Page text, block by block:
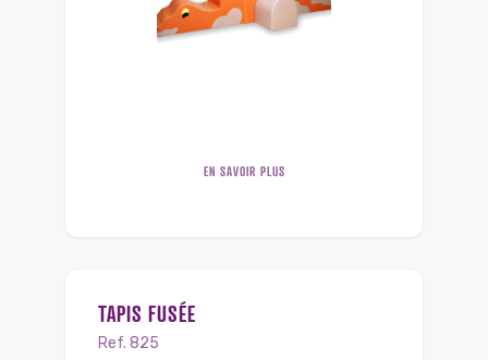
EN SAVOIR PLUS
TAPIS FUSÉE
Ref. 825